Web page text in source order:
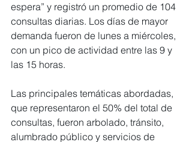
espera” y registró un promedio de 104
consultas diarias. Los días de mayor
demanda fueron de lunes a miércoles,
con un pico de actividad entre las 9 y
las 15 horas.
Las principales temáticas abordadas,
que representaron el 50% del total de
consultas, fueron arbolado, tránsito,
alumbrado público y servicios de